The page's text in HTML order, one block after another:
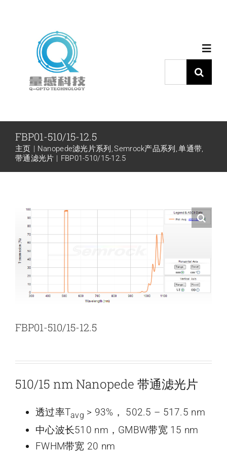
产品中心
代理品牌
下载中心
新闻和活动
关于量感
联系我们
索：
FBP01-510/15-12.5
主页 Nanopede滤光片系列 Semrock产品系列 单通带
带通滤光片
FBP01-510/15-12.5
FBP01-510/15-12.5
510/15 nm Nanopede 带通滤光片
透过率Tavg > 93%， 502.5 – 517.5 nm
中心波长510 nm，GMBW带宽 15 nm
FWHM带宽 20 nm